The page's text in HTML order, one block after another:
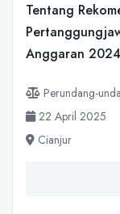
Tentang
Anggaran 2024
Perundang-
22 April 2025
Cianjur